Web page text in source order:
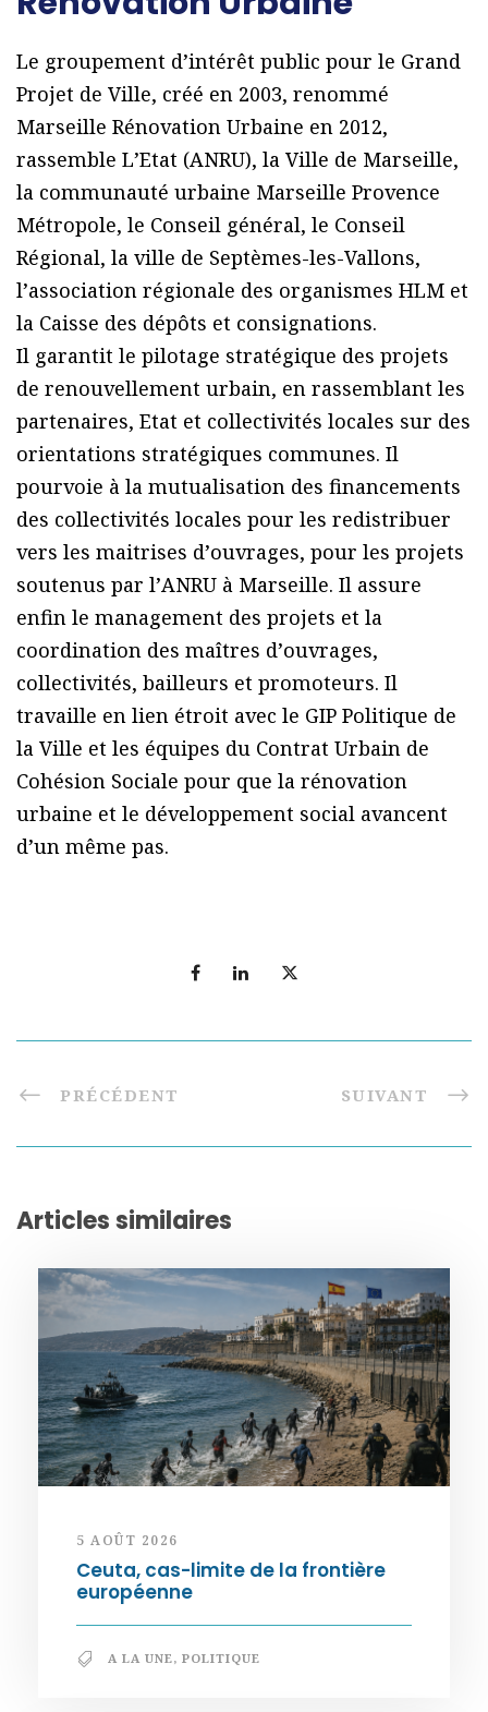
Le groupement dʼintérêt public pour le Grand
Projet de Ville, créé en 2003, renommé
Marseille Rénovation Urbaine en 2012,
rassemble LʼEtat (ANRU), la Ville de Marseille,
la communauté urbaine Marseille Provence
Métropole, le Conseil général, le Conseil
Régional, la ville de Septèmes-les-Vallons,
lʼassociation régionale des organismes HLM et
la Caisse des dépôts et consignations.
Il garantit le pilotage stratégique des projets
de renouvellement urbain, en rassemblant les
partenaires, Etat et collectivités locales sur des
orientations stratégiques communes. Il
pourvoie à la mutualisation des financements
des collectivités locales pour les redistribuer
vers les maitrises dʼouvrages, pour les projets
soutenus par lʼANRU à Marseille. Il assure
enfin le management des projets et la
coordination des maîtres dʼouvrages,
collectivités, bailleurs et promoteurs. Il
travaille en lien étroit avec le GIP Politique de
la Ville et les équipes du Contrat Urbain de
Cohésion Sociale pour que la rénovation
urbaine et le développement social avancent
dʼun même pas.
PRÉCÉDENT SUIVANT
Articles similaires
5 AOÛT 2026
Ceuta, cas-limite de la frontière
européenne
A LA UNE, POLITIQUE